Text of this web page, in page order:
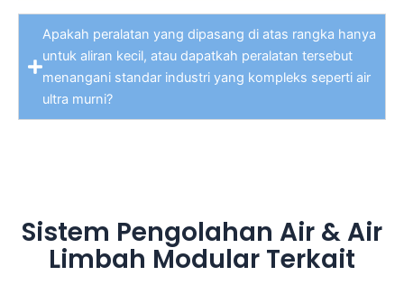
Apakah peralatan yang dipasang di atas rangka hanya
untuk aliran kecil, atau dapatkah peralatan tersebut
menangani standar industri yang kompleks seperti air
ultra murni?
Sistem Pengolahan Air & Air
Limbah Modular Terkait